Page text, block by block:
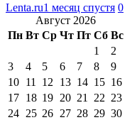
Lenta.ru1 месяц спустя 0
Август 2026
Пн Вт Ср Чт Пт Сб Вс
1
2
3
4 5 6 7 8
9
10 11 12 13 14 15 16
17 18 19 20 21 22 23
24 25 26 27 28 29 30